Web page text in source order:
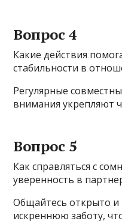
Вопрос 4
Какие действия
стабильности в
Регулярные
внимания укрепляют
Вопрос 5
Как справляться с
уверенность в
Общайтесь открыто
искреннюю заботу,